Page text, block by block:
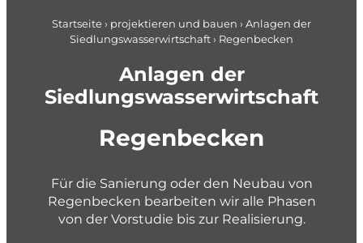
Applikationsentwicklung
Planung im Brandschutz
planen und gestalten
Konzepte und Studien
Gestaltungspläne und Gebietsentwicklung
Quartier- und Erschliessungsplanung
Startseite › projektieren und bauen › Anlagen der
Siedlungswasserwirtschaft › Regenbecken
Anlagen der
Siedlungswasserwirtschaft
Regenbecken
Für die Sanierung oder den Neubau von
Regenbecken bearbeiten wir alle Phasen
von der Vorstudie bis zur Realisierung.